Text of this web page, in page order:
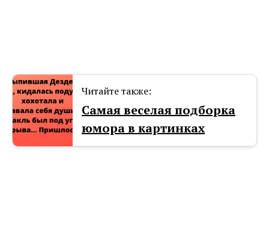
Читайте также:
Самая веселая подборка
юмора в картинках